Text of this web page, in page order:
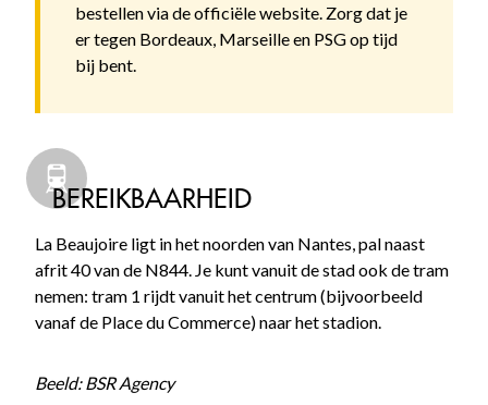
bestellen via de officiële website. Zorg dat je
er tegen Bordeaux, Marseille en PSG op tijd
bij bent.
BEREIKBAARHEID
La Beaujoire ligt in het noorden van Nantes, pal naast
afrit 40 van de N844. Je kunt vanuit de stad ook de tram
nemen: tram 1 rijdt vanuit het centrum (bijvoorbeeld
vanaf de Place du Commerce) naar het stadion.
Beeld: BSR Agency